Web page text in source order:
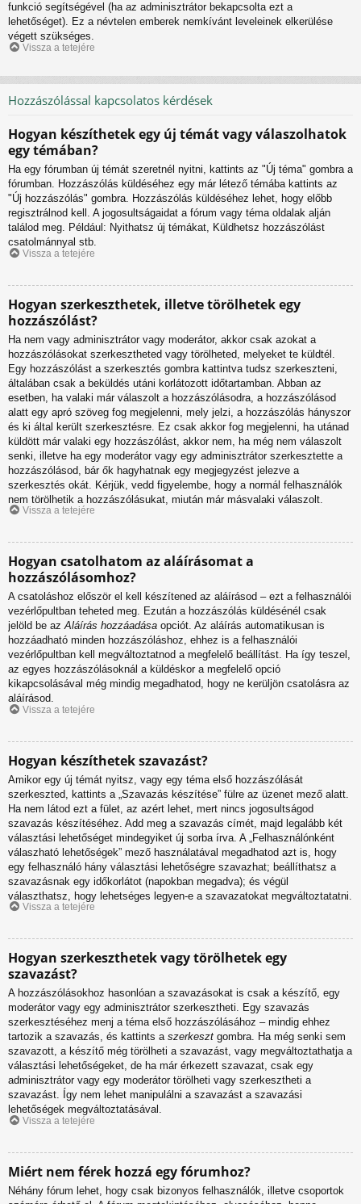
funkció segítségével (ha az adminisztrátor bekapcsolta ezt a
lehetőséget). Ez a névtelen emberek nemkívánt leveleinek elkerülése
végett szükséges.
Vissza a tetejére
Hozzászólással kapcsolatos kérdések
Hogyan készíthetek egy új témát vagy válaszolhatok
egy témában?
Ha egy fórumban új témát szeretnél nyitni, kattints az "Új téma" gombra a
fórumban. Hozzászólás küldéséhez egy már létező témába kattints az
"Új hozzászólás" gombra. Hozzászólás küldéséhez lehet, hogy előbb
regisztrálnod kell. A jogosultságaidat a fórum vagy téma oldalak alján
találod meg. Például: Nyithatsz új témákat, Küldhetsz hozzászólást
csatolmánnyal stb.
Vissza a tetejére
Hogyan szerkeszthetek, illetve törölhetek egy
hozzászólást?
Ha nem vagy adminisztrátor vagy moderátor, akkor csak azokat a
hozzászólásokat szerkesztheted vagy törölheted, melyeket te küldtél.
Egy hozzászólást a szerkesztés gombra kattintva tudsz szerkeszteni,
általában csak a beküldés utáni korlátozott időtartamban. Abban az
esetben, ha valaki már válaszolt a hozzászólásodra, a hozzászólásod
alatt egy apró szöveg fog megjelenni, mely jelzi, a hozzászólás hányszor
és ki által került szerkesztésre. Ez csak akkor fog megjelenni, ha utánad
küldött már valaki egy hozzászólást, akkor nem, ha még nem válaszolt
senki, illetve ha egy moderátor vagy egy adminisztrátor szerkesztette a
hozzászólásod, bár ők hagyhatnak egy megjegyzést jelezve a
szerkesztés okát. Kérjük, vedd figyelembe, hogy a normál felhasználók
nem törölhetik a hozzászólásukat, miután már másvalaki válaszolt.
Vissza a tetejére
Hogyan csatolhatom az aláírásomat a
hozzászólásomhoz?
A csatoláshoz először el kell készítened az aláírásod – ezt a felhasználói
vezérlőpultban teheted meg. Ezután a hozzászólás küldésénél csak
jelöld be azAláírás hozzáadása opciót. Az aláírás automatikusan is
hozzáadható minden hozzászóláshoz, ehhez is a felhasználói
vezérlőpultban kell megváltoztatnod a megfelelő beállítást. Ha így teszel,
az egyes hozzászólásoknál a küldéskor a megfelelő opció
kikapcsolásával még mindig megadhatod, hogy ne kerüljön csatolásra az
aláírásod.
Vissza a tetejére
Hogyan készíthetek szavazást?
Amikor egy új témát nyitsz, vagy egy téma első hozzászólását
szerkeszted, kattints a „Szavazás készítése” fülre az üzenet mező alatt.
Ha nem látod ezt a fület, az azért lehet, mert nincs jogosultságod
szavazás készítéséhez. Add meg a szavazás címét, majd legalább két
választási lehetőséget mindegyiket új sorba írva. A „Felhasználónként
válaszható lehetőségek” mező használatával megadhatod azt is, hogy
egy felhasználó hány választási lehetőségre szavazhat; beállíthatsz a
szavazásnak egy időkorlátot (napokban megadva); és végül
választhatsz, hogy lehetséges legyen-e a szavazatokat megváltoztatatni.
Vissza a tetejére
Hogyan szerkeszthetek vagy törölhetek egy
szavazást?
A hozzászólásokhoz hasonlóan a szavazásokat is csak a készítő, egy
moderátor vagy egy adminisztrátor szerkesztheti. Egy szavazás
szerkesztéséhez menj a téma első hozzászólásához – mindig ehhez
tartozik a szavazás, és kattints a szerkeszt gombra. Ha még senki sem
szavazott, a készítő még törölheti a szavazást, vagy megváltoztathatja a
választási lehetőségeket, de ha már érkezett szavazat, csak egy
adminisztrátor vagy egy moderátor törölheti vagy szerkesztheti a
szavazást. Így nem lehet manipulálni a szavazást a szavazási
lehetőségek megváltoztatásával.
Vissza a tetejére
Miért nem férek hozzá egy fórumhoz?
Néhány fórum lehet, hogy csak bizonyos felhasználók, illetve csoportok